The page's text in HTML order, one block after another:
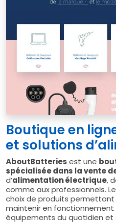
Boutique en
et solutions
AboutBatteries est une
spécialisée dans la vente
d’alimentation électrique,
comme aux professionnels.
choix de produits permettant
maintenir en fonctionnement
équipements du quotidien et